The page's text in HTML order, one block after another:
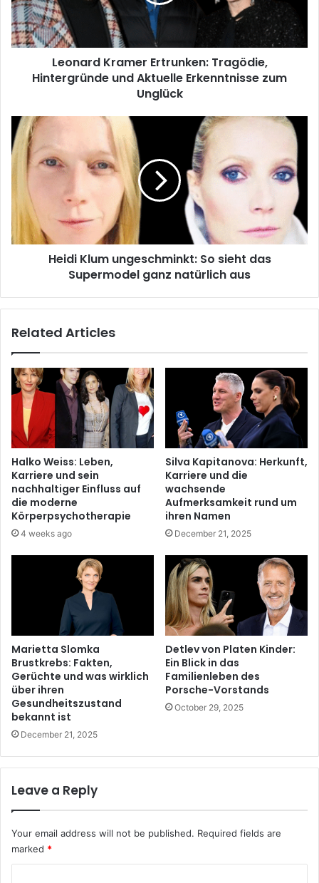
Aktuelle
Erkenntnisse
zum
Leonard Kramer Ertrunken: Tragödie,
Hintergründe und Aktuelle Erkenntnisse zum
Unglück
Heidi
Klum
ungeschminkt:
So
Supermodel
ganz
natürlich
Heidi Klum ungeschminkt: So sieht das
Supermodel ganz natürlich aus
Related Articles
Halko Weiss: Leben,
Karriere und sein
nachhaltiger Einfluss auf
die moderne
Körperpsychotherapie
4 weeks ago
Silva Kapitanova: Herkunft,
Karriere und die
wachsende
Aufmerksamkeit rund um
ihren Namen
December 21, 2025
Marietta Slomka
Brustkrebs: Fakten,
Gerüchte und was wirklich
über ihren
Gesundheitszustand
bekannt ist
December 21, 2025
Detlev von Platen Kinder:
Ein Blick in das
Familienleben des
Porsche-Vorstands
October 29, 2025
Leave a Reply
Your email address will not be published. Required fields are
marked *